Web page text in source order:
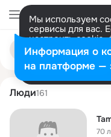
Мы используем
сервисы для вас.
настроить
представитель.
Разрешить все
Поиск
людям
tamara kashina
Люди161
70
Информация о
на платформе —